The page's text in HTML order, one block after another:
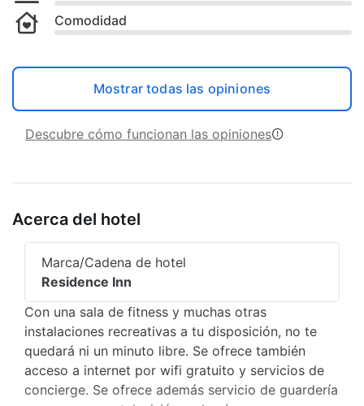
Comodidad
Mostrar todas las opiniones
Descubre cómo funcionan las opiniones
Acerca del hotel
Marca/Cadena de hotel
Residence Inn
Con una sala de fitness y muchas otras
instalaciones recreativas a tu disposición, no te
quedará ni un minuto libre. Se ofrece también
acceso a internet por wifi gratuito y servicios de
concierge. Se ofrece además servicio de guardería